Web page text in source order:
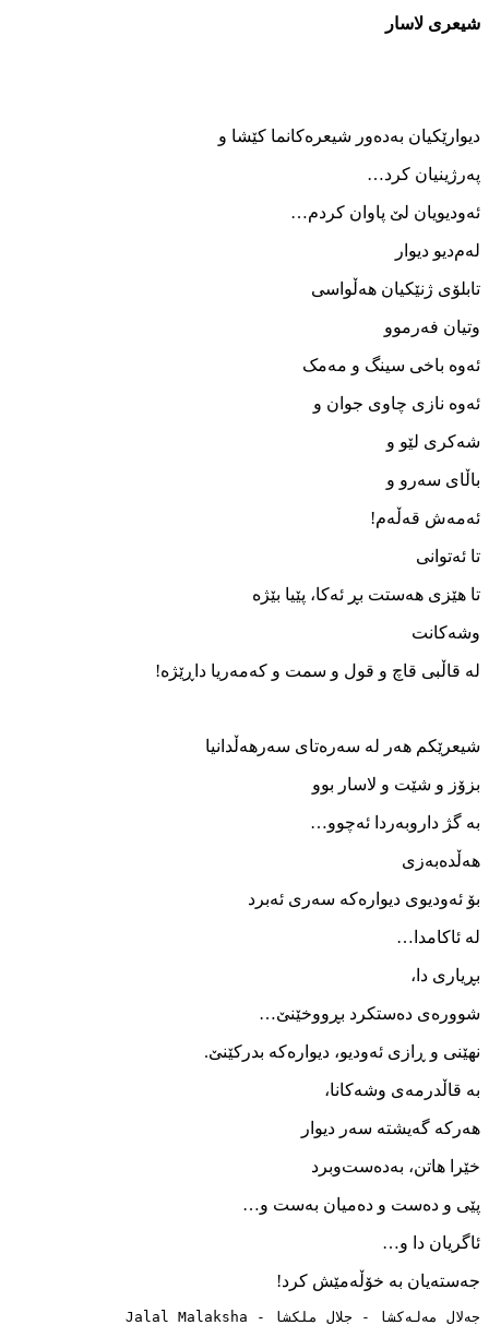
شیعری لاسار
دیوارێکیان به‌ده‌ور شیعره‌کانما کێشا و
په‌رژینیان کرد…
ئه‌ودیویان لێ پاوان کردم…
له‌م‌دیو دیوار
تابلۆی ژنێکیان هه‌ڵواسی
وتیان فه‌رموو
ئه‌وه ‌باخی سینگ و مه‌مک
ئه‌وه ‌نازی چاوی جوان و
شه‌کری لێو و
باڵای سه‌رو و
ئه‌مه‌ش قه‌ڵه‌م!
تا ئه‌توانی
تا هێزی هه‌ستت بڕ ئه‌کا، پێیا بێژە
وشه‌کانت
له‌ قاڵبی قاچ و قول و سمت و که‌مه‌ریا داڕێژە!
شیعرێکم هه‌ر له ‌سه‌ره‌تای سه‌رهه‌ڵدانیا
بزۆز و شێت و لاسار بوو
به‌ گژ داروبه‌ردا ئه‌چوو…
هه‌ڵده‌به‌زی
بۆ ئه‌ودیوی دیواره‌که ‌سه‌ری ئه‌برد
له ‌ئاکامدا…
بڕیاری‌ دا،
شووره‌ی ده‌ستکرد بڕووخێنێ…
نهێنی و ڕازی ئه‌ودیو، دیواره‌که ‌بدرکێنێ.
به ‌قاڵدرمه‌ی وشه‌کانا،
هه‌رکه ‌گه‌یشته ‌سه‌ر دیوار
خێرا هاتن، به‌ده‌ست‌وبرد
پێی و ده‌ست و ده‌میان به‌ست و…
ئاگریان دا و…
جه‌سته‌یان به‌ خۆڵه‌مێش کرد!
جەلال مەلەکشا - جلال ملکشا - Jalal Malaksha